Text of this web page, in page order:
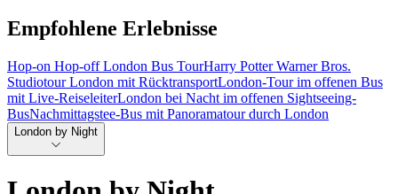
Empfohlene Erlebnisse
Hop-on Hop-off London Bus TourHarry Potter Warner Bros.
Studiotour London mit RücktransportLondon-Tour im offenen Bus
mit Live-ReiseleiterLondon bei Nacht im offenen Sightseeing-
BusNachmittagstee-Bus mit Panoramatour durch London
London by Night